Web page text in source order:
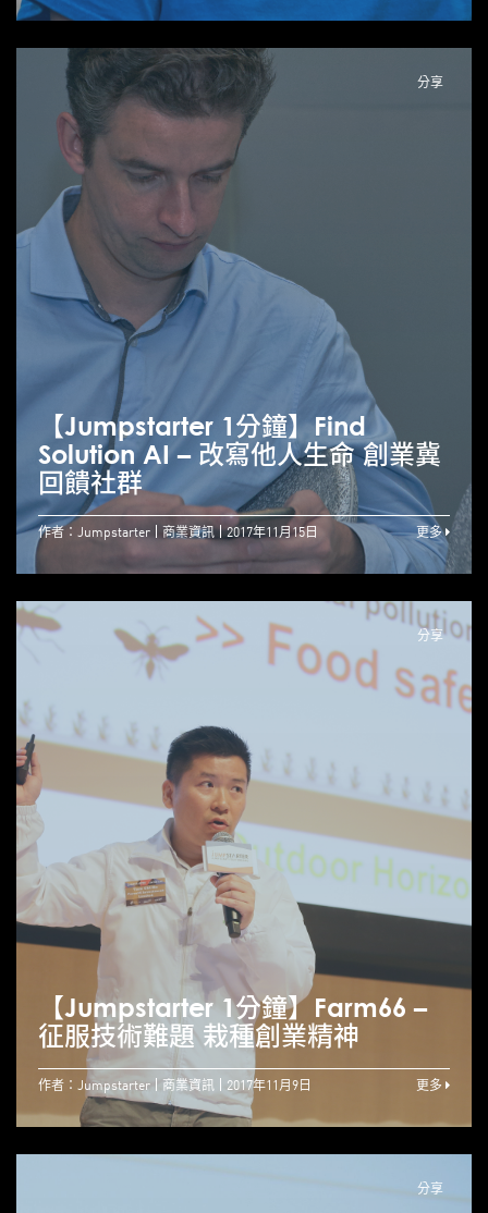
分享
【Jumpstarter 1分鐘】Find
Solution AI – 改寫他人生命 創業冀
回饋社群
作者：Jumpstarter 商業資訊 2017年11月15日 更多
分享
【Jumpstarter 1分鐘】Farm66 –
征服技術難題 栽種創業精神
作者：Jumpstarter 商業資訊 2017年11月9日 更多
分享